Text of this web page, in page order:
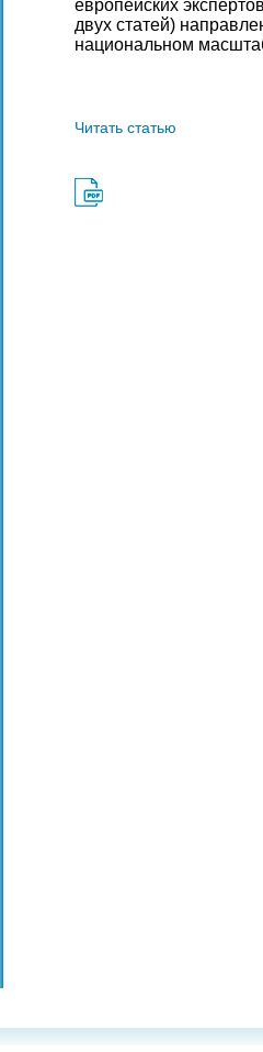
европейских
двух статей)
национальном
Читать статью